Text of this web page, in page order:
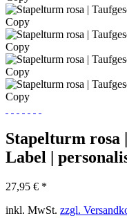
Stapelturm rosa
Label |
27,95 € *
inkl. MwSt. zzgl.